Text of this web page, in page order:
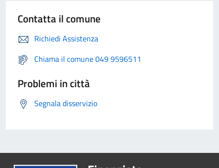
Contatta il comune
Richiedi Assistenza
Chiama il comune 049 9596511
Problemi in città
Segnala disservizio